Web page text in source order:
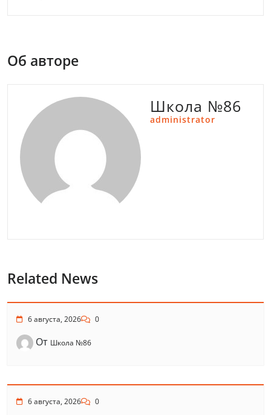
Об авторе
Школа №86
administrator
Related News
6 августа, 2026 0
От Школа №86
6 августа, 2026 0